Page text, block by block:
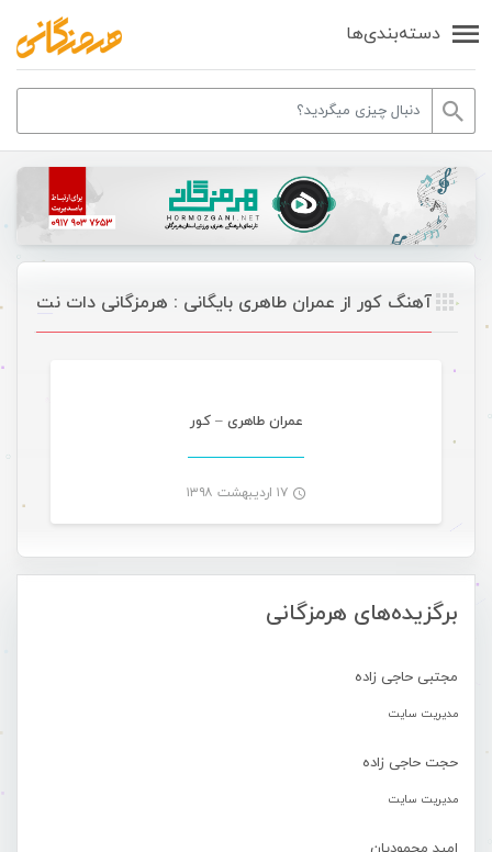
دسته‌بندی‌ها
برگزیده‌های هرمزگانی
مجتبی حاجی زاده
مدیریت سایت
حجت حاجی زاده
مدیریت سایت
آهنگ کور از عمران طاهری بایگانی : هرمزگانی دات نت
عمران طاهری – کور
۱۷ اردیبهشت ۱۳۹۸